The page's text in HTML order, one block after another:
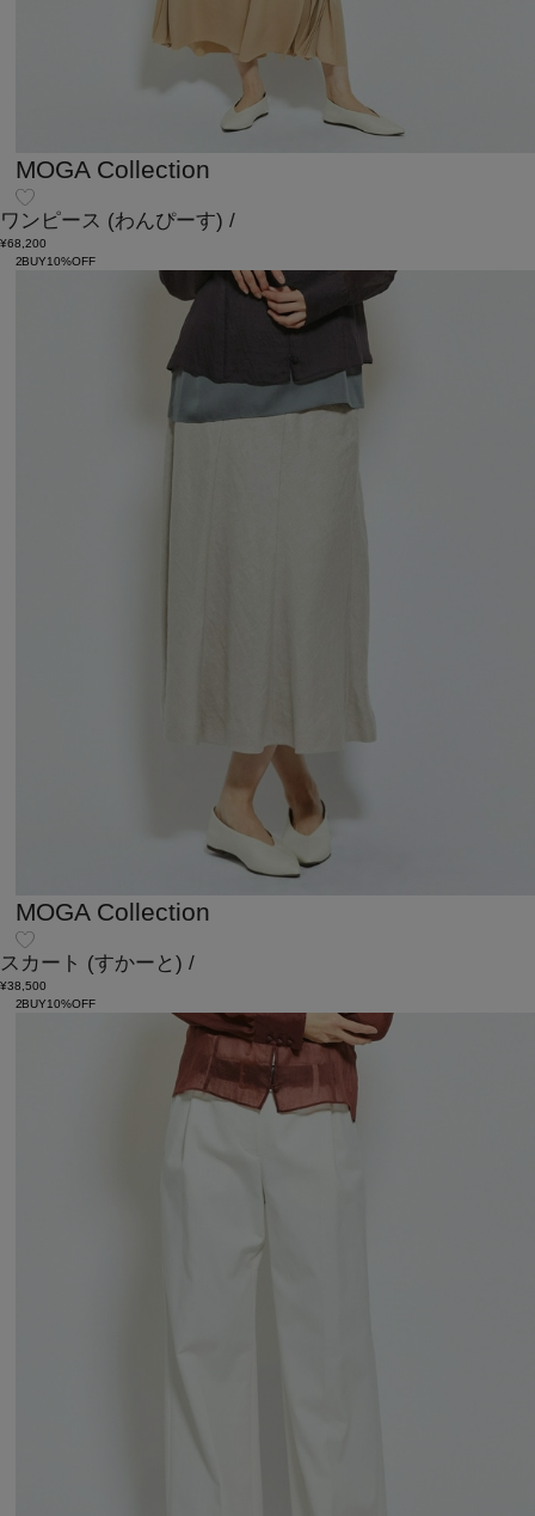
MOGA Collection
ワンピース (わんぴーす) /
¥68,200
2BUY10%OFF
MOGA Collection
スカート (すかーと) /
¥38,500
2BUY10%OFF